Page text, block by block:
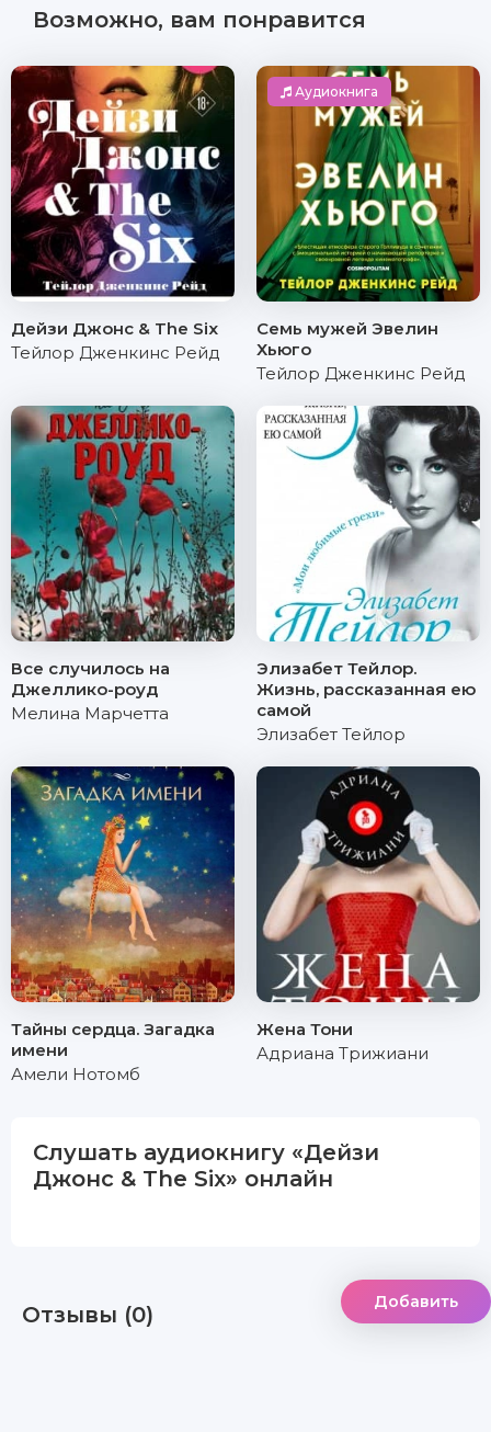
Возможно, вам понравится
Дейзи Джонс & The Six
Тейлор Дженкинс Рейд
Аудиокнига
Семь мужей Эвелин
Хьюго
Тейлор Дженкинс Рейд
Все случилось на
Джеллико-роуд
Мелина Марчетта
Элизабет Тейлор.
Жизнь, рассказанная ею
самой
Элизабет Тейлор
Тайны сердца. Загадка
имени
Амели Нотомб
Жена Тони
Адриана Трижиани
Слушать аудиокнигу «Дейзи
Джонс & The Six» онлайн
Отзывы (0) Добавить